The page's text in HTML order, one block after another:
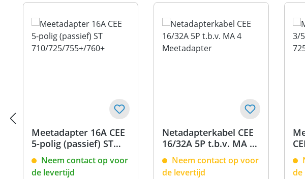
Meetadapter 16A CEE
5-polig (passief) ST
710/725/755+/760+
Neem contact op voor
de levertijd
Netadapterkabel CEE
16/32A 5P t.b.v. MA 4
Meetadapter
Neem contact op voor
de levertijd
de